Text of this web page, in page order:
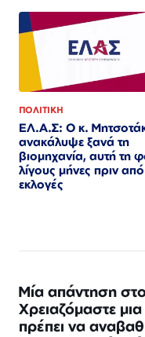
ΠΟΛΙΤΙΚΗ
ΕΛ.Α.Σ: Ο κ.
ανακάλυψε ξανά τη
βιομηχανία, αυτή τη
λίγους μήνες πριν από
εκλογές
Μία απάντηση
Χρειαζόμαστε
πρέπει να